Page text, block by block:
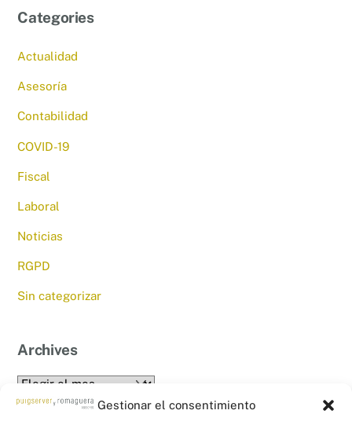
Gestionar el consentimiento
Categories
Actualidad
Asesoría
Contabilidad
COVID-19
Fiscal
Laboral
Noticias
RGPD
Sin categorizar
Archives
Archives